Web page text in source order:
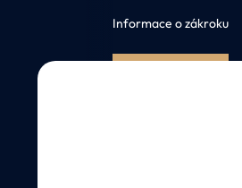
Informace o zákroku